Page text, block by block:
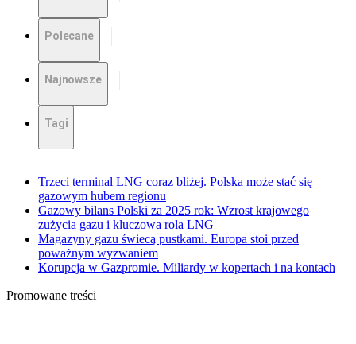
Polecane
Najnowsze
Tagi
Trzeci terminal LNG coraz bliżej. Polska może stać się
gazowym hubem regionu
Gazowy bilans Polski za 2025 rok: Wzrost krajowego
zużycia gazu i kluczowa rola LNG
Magazyny gazu świecą pustkami. Europa stoi przed
poważnym wyzwaniem
Korupcja w Gazpromie. Miliardy w kopertach i na kontach
Promowane treści